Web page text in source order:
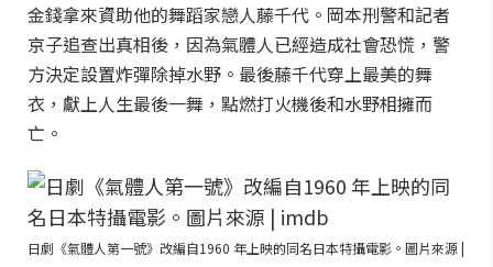
金錢拿來資助他的舞蹈家戀人藤千代。岡本刑警和記者
京子追查出真相後，因為氣體人已經造成社會恐慌，警
方決定設置炸彈除掉水野。最後藤千代穿上最美的舞
衣，獻上人生最後一舞，點燃打火機後和水野相擁而
亡。
日劇《氣體人第一號》改編自1960 年上映的同名日本特攝電影。圖片來源 |